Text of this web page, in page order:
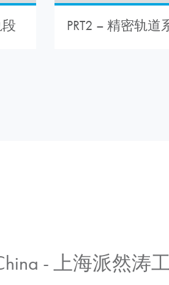
PRT2 – 精密轨道
- 上海派然涛